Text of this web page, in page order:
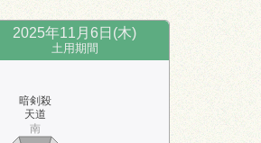
2025年11月6日(木)
土用期間
暗剣殺
天道
南